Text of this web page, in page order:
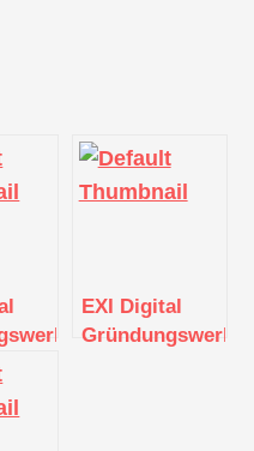
EXI Digital